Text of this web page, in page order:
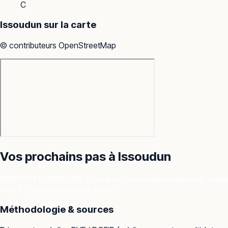
C
Issoudun sur la carte
© contributeurs OpenStreetMap
Vos prochains pas à Issoudun
Méthodologie & sources